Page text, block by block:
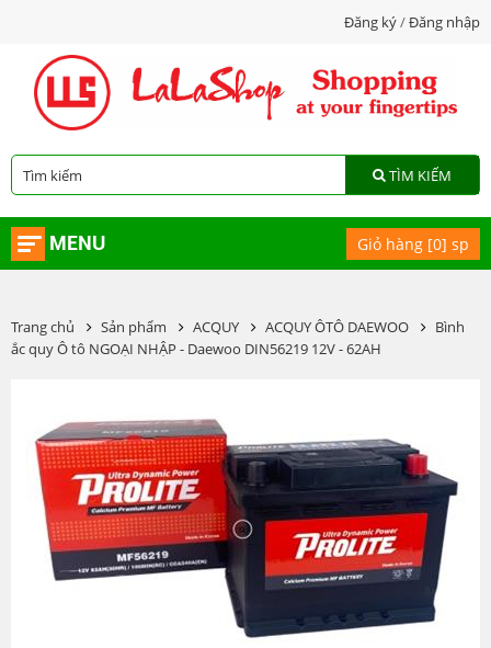
Đăng ký/Đăng nhập
TÌM KIẾM
MENU Giỏ hàng [0] sp
Trang chủ Sản phẩm ACQUY ACQUY ÔTÔ DAEWOO
Bình
ắc quy Ô tô NGOẠI NHẬP - Daewoo DIN56219 12V - 62AH